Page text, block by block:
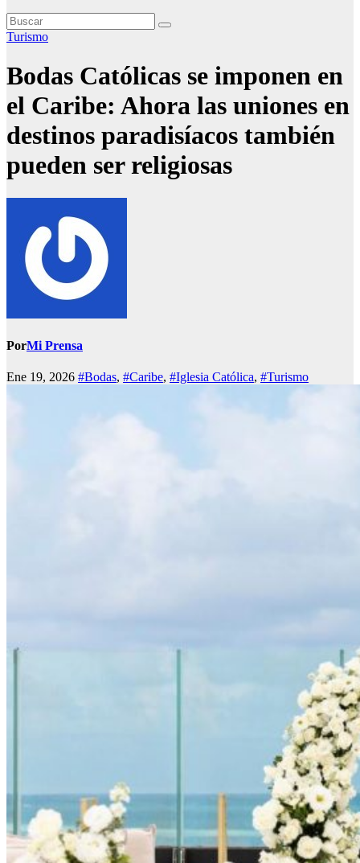
Turismo
Bodas Católicas se imponen en
el Caribe: Ahora las uniones en
destinos paradisíacos también
pueden ser religiosas
PorMi Prensa
Ene 19, 2026 #Bodas, #Caribe, #Iglesia Católica, #Turismo